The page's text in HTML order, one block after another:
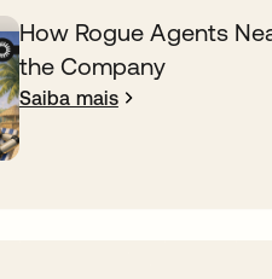
How Rogue Agents
the Company
Saiba mais